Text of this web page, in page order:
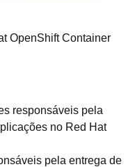
OpenShift Container
responsáveis pela
no Red Hat
pela entrega de